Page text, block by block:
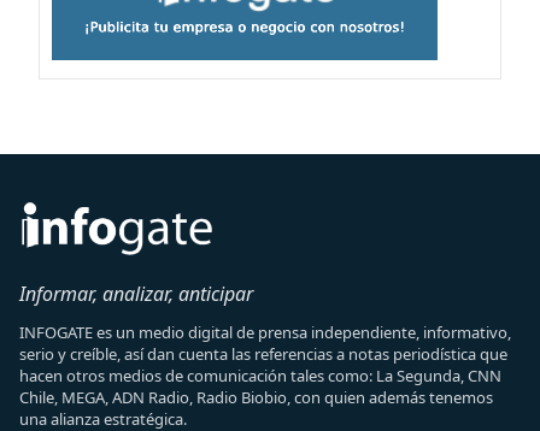
Informar, analizar, anticipar
INFOGATE es un medio digital de prensa independiente, informativo,
serio y creíble, así dan cuenta las referencias a notas periodística que
hacen otros medios de comunicación tales como: La Segunda, CNN
Chile, MEGA, ADN Radio, Radio Biobio, con quien además tenemos
una alianza estratégica.